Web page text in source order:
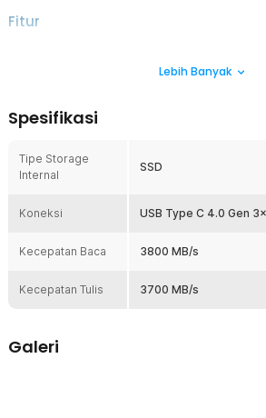
Fitur
Menggunakan interface teranyar USB 4 Gen
Jaga Keamanan dan Kerahasiaan Data
password, data Anda tetap aman tanpa
dicuri.
Rangka aluminium dan lapisan silikon redam
luar ruangan.
Tersedia dalam 2 pilihan kapasitas besar,
Lebih Banyak
Spesifikasi
Tipe Storage
Internal
SSD
Koneksi USB Type C 4.0 Gen
Kecepatan Baca 3800 MB/s
Kecepatan Tulis 3700 MB/s
Galeri